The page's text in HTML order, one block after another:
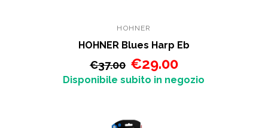
HOHNER
HOHNER Blues Harp Eb
€37.00 €29.00
Disponibile subito in negozio